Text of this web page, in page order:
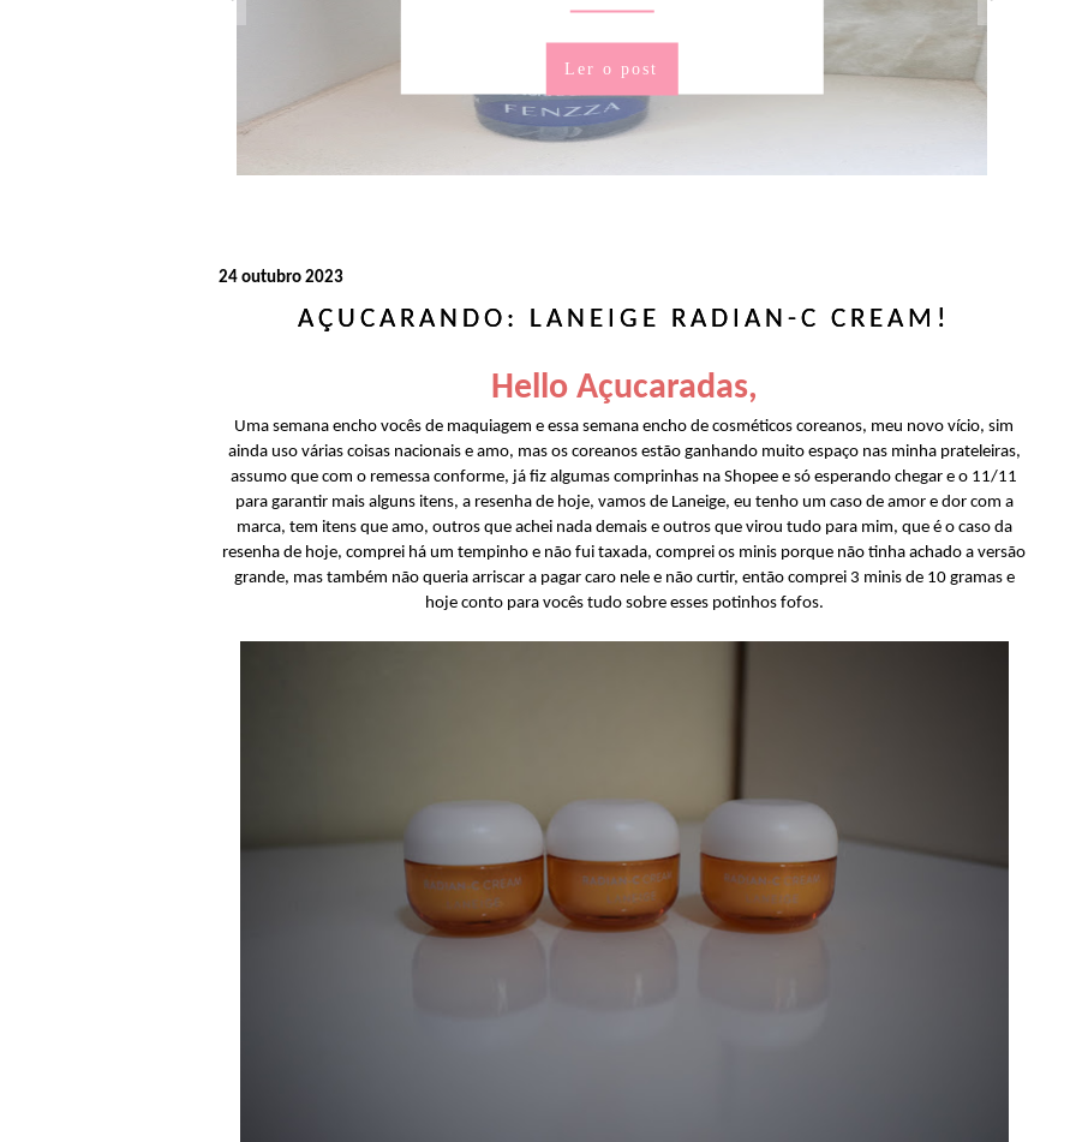
Ler o post
24 outubro 2023
AÇUCARANDO: LANEIGE RADIAN-C CREAM!
Hello Açucaradas,
Uma semana encho vocês de maquiagem e essa semana encho de cosméticos coreanos, meu novo vício, sim
ainda uso várias coisas nacionais e amo, mas os coreanos estão ganhando muito espaço nas minha prateleiras,
assumo que com o remessa conforme, já fiz algumas comprinhas na Shopee e só esperando chegar e o 11/11
para garantir mais alguns itens, a resenha de hoje, vamos de Laneige, eu tenho um caso de amor e dor com a
marca, tem itens que amo, outros que achei nada demais e outros que virou tudo para mim, que é o caso da
resenha de hoje, comprei há um tempinho e não fui taxada, comprei os minis porque não tinha achado a versão
grande, mas também não queria arriscar a pagar caro nele e não curtir, então comprei 3 minis de 10 gramas e
hoje conto para vocês tudo sobre esses potinhos fofos.